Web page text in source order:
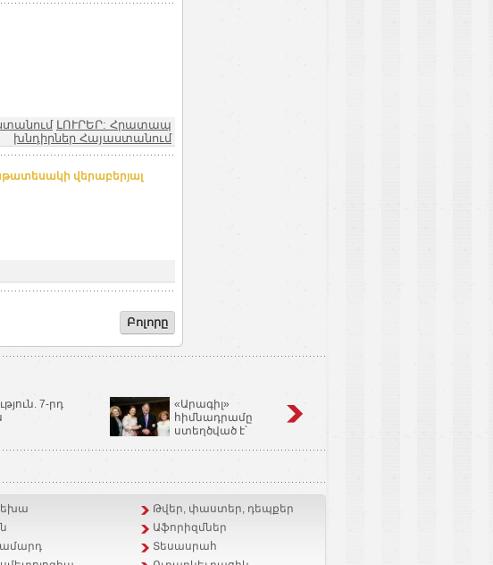
ԼՈՒՐԵՐ: Հրատապ
խնդիրներ Հայաստանում
վերաբերյալ
Բոլորը
7-րդ
«Արագիլ»
հիմնադրամը
ստեղծված է՝
Թվեր, փաստեր, դեպքեր
Աֆորիզմներ
Տեսասրահ